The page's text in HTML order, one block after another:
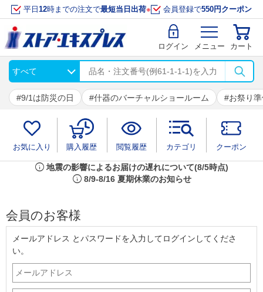
平日 12時までの注文で最短当日出荷※ 会員登録で550円クーポン
ログイン メニュー カート
9/1は防災の日 什器のバーチャルショールーム お祭り
お気に入り 購入履歴 閲覧履歴 カテゴリ クーポン
info 地震の影響によるお届けの遅れについて(8/5時点)
info 8/9-8/16 夏期休業のお知らせ
会員のお客様
メールアドレス とパスワードを入力してログインしてくださ
い。